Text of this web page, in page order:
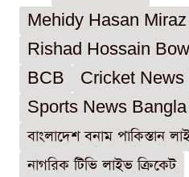
Mehidy Hasan
Rishad Hossain
BCB
Cricket News
Sports News Bangla
বাংলাদেশ বনাম পাকিস্তান
নাগরিক টিভি লাইভ ক্রিকেট